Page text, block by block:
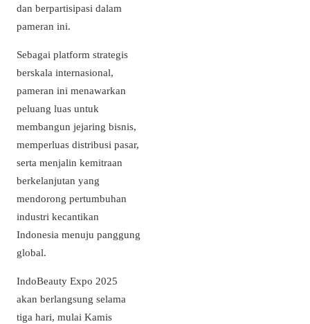
dan berpartisipasi dalam
pameran ini.
Sebagai platform strategis
berskala internasional,
pameran ini menawarkan
peluang luas untuk
membangun jejaring bisnis,
memperluas distribusi pasar,
serta menjalin kemitraan
berkelanjutan yang
mendorong pertumbuhan
industri kecantikan
Indonesia menuju panggung
global.
IndoBeauty Expo 2025
akan berlangsung selama
tiga hari, mulai Kamis